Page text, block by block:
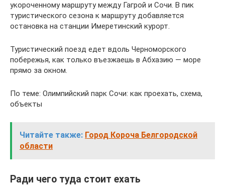
укороченному маршруту между Гагрой и Сочи. В пик
туристического сезона к маршруту добавляется
остановка на станции Имеретинский курорт.
Туристический поезд едет вдоль Черноморского
побережья, как только въезжаешь в Абхазию — море
прямо за окном.
По теме: Олимпийский парк Сочи: как проехать, схема,
объекты
Читайте также: Город Короча Белгородской
области
Ради чего туда стоит ехать